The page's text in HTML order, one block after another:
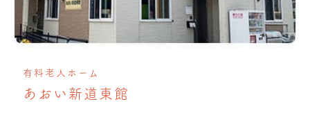
有料老人ホーム
あおい新道東館